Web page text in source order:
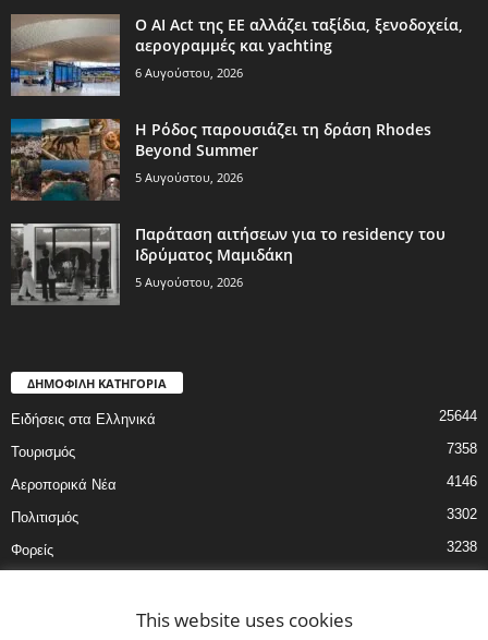
Ο AI Act της ΕΕ αλλάζει ταξίδια, ξενοδοχεία,
αερογραμμές και yachting
6 Αυγούστου, 2026
Η Ρόδος παρουσιάζει τη δράση Rhodes
Beyond Summer
5 Αυγούστου, 2026
Παράταση αιτήσεων για το residency του
Ιδρύματος Μαμιδάκη
5 Αυγούστου, 2026
ΔΗΜΟΦΙΛΗ ΚΑΤΗΓΟΡΙΑ
Ειδήσεις στα Ελληνικά 25644
Τουρισμός 7358
Αεροπορικά Νέα 4146
Πολιτισμός 3302
Φορείς 3238
This website uses cookies